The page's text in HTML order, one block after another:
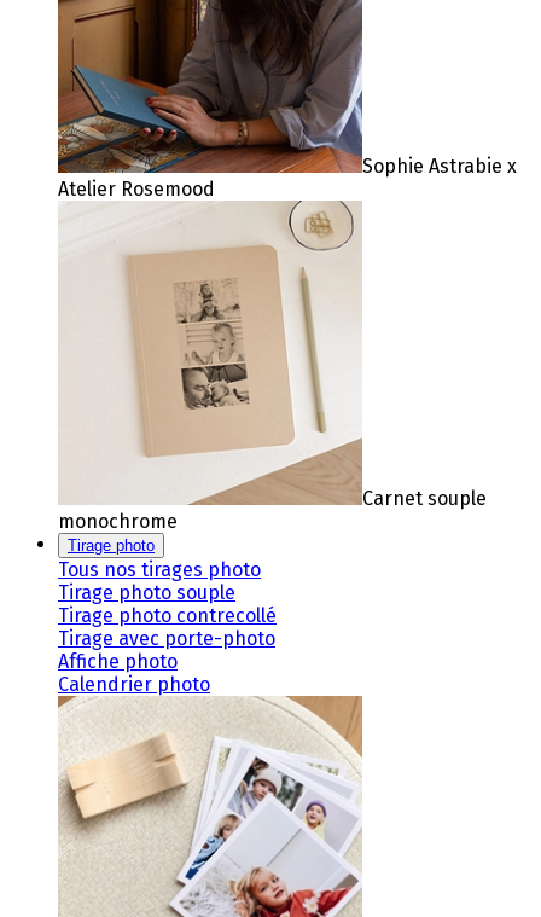
Sophie Astrabie x
Atelier Rosemood
Carnet souple
monochrome
Tirage photo
Tous nos tirages photo
Tirage photo souple
Tirage photo contrecollé
Tirage avec porte-photo
Affiche photo
Calendrier photo